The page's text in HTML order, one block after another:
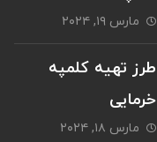
مارس ۱۹, ۲۰۲۴
طرز تهیه کلمپه
خرمایی
مارس ۱۸, ۲۰۲۴